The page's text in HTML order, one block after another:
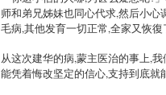
师和弟兄姊妹也同心代求,然后小
毛病,其他发育一切正常,全家又恢復
从这次建华的病,蒙主医治的事上,
能凭着悔改坚定的信心,支持到底就